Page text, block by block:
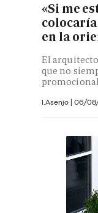
«Si me
en la
El
que no
I.Asenjo | 06/